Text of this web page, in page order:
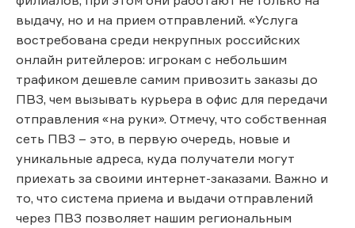
выдачу, но и на прием отправлений. «Услуга
востребована среди некрупных российских
онлайн ритейлеров: игрокам с небольшим
трафиком дешевле самим привозить заказы до
ПВЗ, чем вызывать курьера в офис для передачи
отправления «на руки». Отмечу, что собственная
сеть ПВЗ – это, в первую очередь, новые и
уникальные адреса, куда получатели могут
приехать за своими интернет-заказами. Важно и
то, что система приема и выдачи отправлений
через ПВЗ позволяет нашим региональным